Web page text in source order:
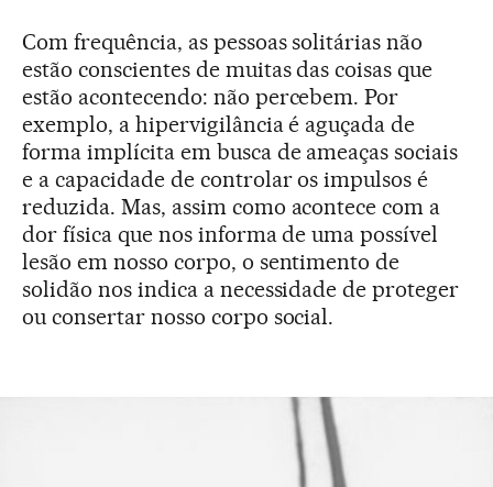
Com frequência, as pessoas solitárias não
estão conscientes de muitas das coisas que
estão acontecendo: não percebem. Por
exemplo, a hipervigilância é aguçada de
forma implícita em busca de ameaças sociais
e a capacidade de controlar os impulsos é
reduzida. Mas, assim como acontece com a
dor física que nos informa de uma possível
lesão em nosso corpo, o sentimento de
solidão nos indica a necessidade de proteger
ou consertar nosso corpo social.